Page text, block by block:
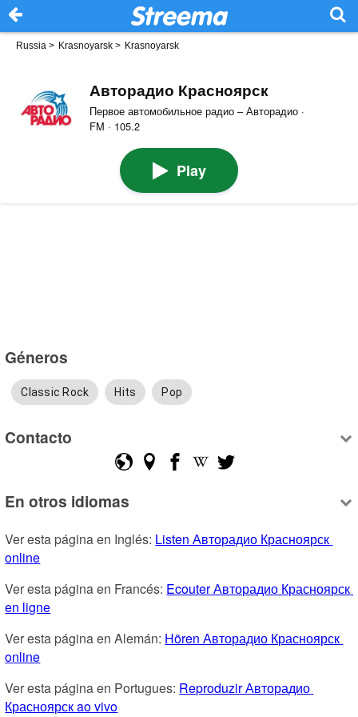
Russia > Krasnoyarsk > Krasnoyarsk
Авторадио Красноярск
Первое автомобильное радио – Авторадио ·
FM · 105.2
Play
Géneros
Classic Rock Hits Pop
Contacto
En otros idiomas
Ver esta página en Inglés: Listen Авторадио Красноярск
online
Ver esta página en Francés: Ecouter Авторадио Красноярск
en ligne
Ver esta página en Alemán: Hören Авторадио Красноярск
online
Ver esta página en Portugues: Reproduzir Авторадио
Красноярск ao vivo